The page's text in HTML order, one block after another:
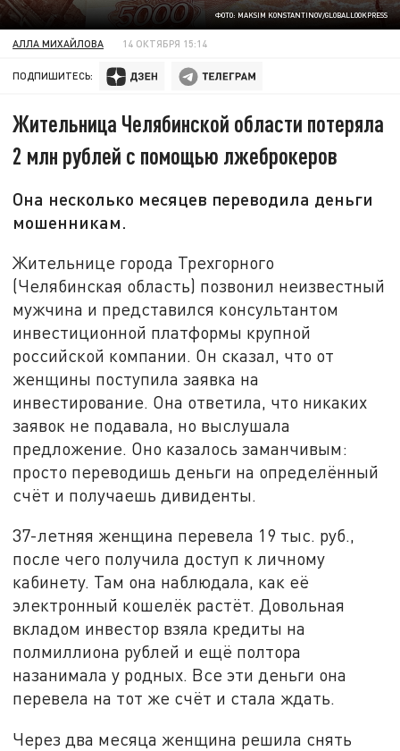
ФОТО: MAKSIM KONSTANTINOV/GLOBALLOOKPRESS
АЛЛА МИХАЙЛОВА 14 ОКТЯБРЯ 15:14
ПОДПИШИТЕСЬ:
Жительница Челябинской области потеряла
2 млн рублей с помощью лжеброкеров
Она несколько месяцев переводила деньги
мошенникам.
Жительнице города Трехгорного
(Челябинская область) позвонил неизвестный
мужчина и представился консультантом
инвестиционной платформы крупной
российской компании. Он сказал, что от
женщины поступила заявка на
инвестирование. Она ответила, что никаких
заявок не подавала, но выслушала
предложение. Оно казалось заманчивым:
просто переводишь деньги на определённый
счёт и получаешь дивиденты.
37-летняя женщина перевела 19 тыс. руб.,
после чего получила доступ к личному
кабинету. Там она наблюдала, как её
электронный кошелёк растёт. Довольная
вкладом инвестор взяла кредиты на
полмиллиона рублей и ещё полтора
назанимала у родных. Все эти деньги она
перевела на тот же счёт и стала ждать.
Через два месяца женщина решила снять